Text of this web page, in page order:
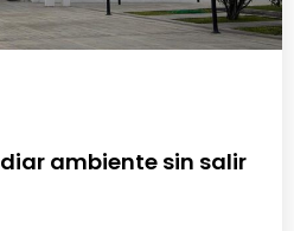
ambiente sin salir